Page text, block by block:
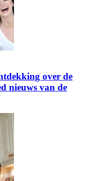
over de
nieuws van de